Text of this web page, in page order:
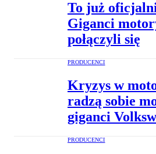
To już
Giganci
połączyli się
PRODUCENCI
Kryzys w
radzą sobie
giganci
PRODUCENCI